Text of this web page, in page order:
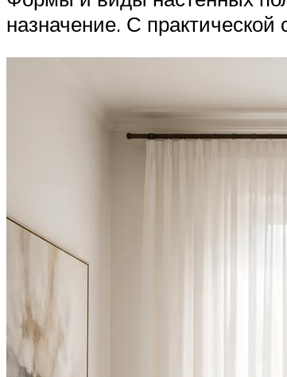
назначение. С